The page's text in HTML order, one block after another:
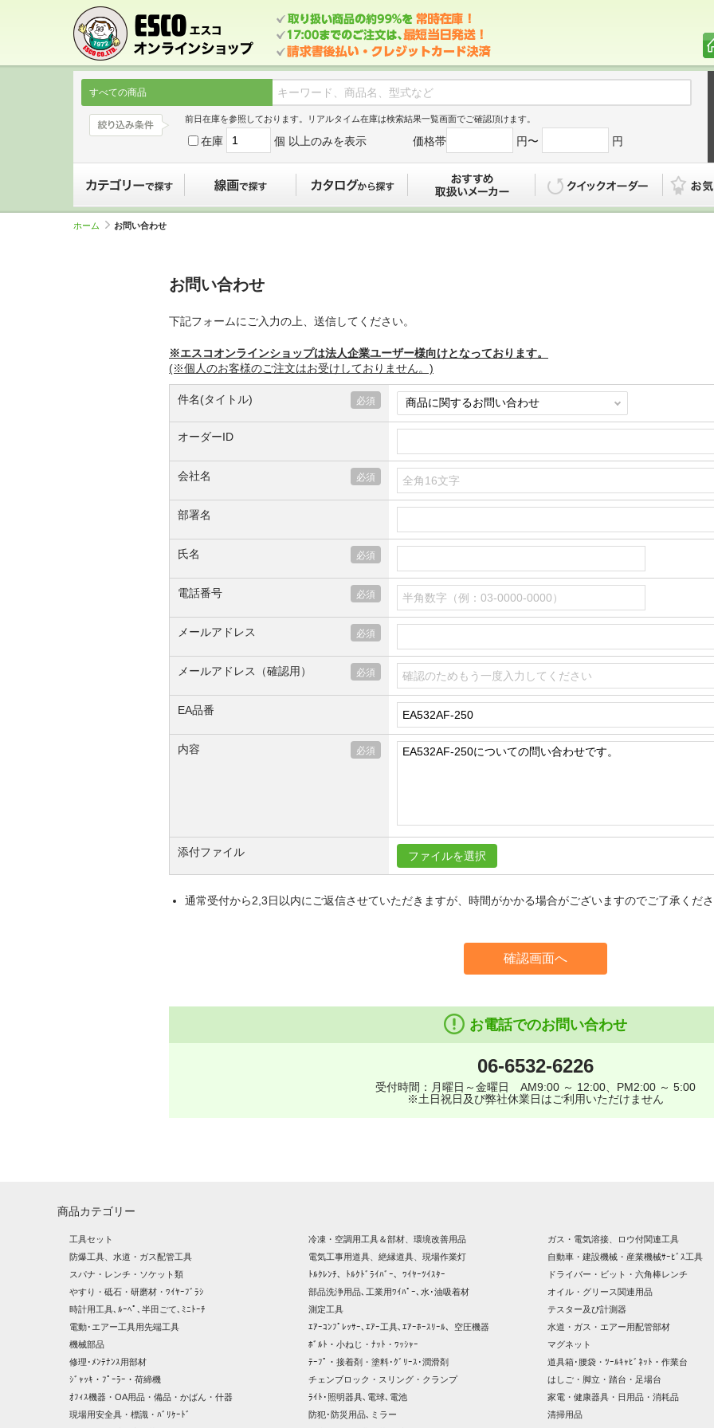
すべての商品
前日在庫を参照しております。リアルタイム在庫は検索結果一覧画面でご確認頂けます。
在庫 個 以上のみを表示 価格帯 円〜 円
ホーム お問い合わせ
お問い合わせ
下記フォームにご入力の上、送信してください。
※エスコオンラインショップは法人企業ユーザー様向けとなっております。
(※個人のお客様のご注文はお受けしておりません。)
件名(タイトル)
オーダーID
会社名
部署名
氏名
電話番号
メールアドレス
メールアドレス（確認用）
EA品番
内容
添付ファイル ファイルを選択
通常受付から2,3日以内にご返信させていただきますが、時間がかかる場合がございますのでご了承くだ
確認画面へ
お電話でのお問い合わせ
06-6532-6226
受付時間：月曜日～金曜日 AM9:00 ～ 12:00、PM2:00 ～ 5:00
※土日祝日及び弊社休業日はご利用いただけません
商品カテゴリー
工具セット 冷凍・空調用工具＆部材、環境改善用品
ガス・電気溶接、ロウ付関連工具
防爆工具、水道・ガス配管工具
電気工事用道具、絶縁道具、現場作業灯
自動車・建設機械・産業機械ｻｰﾋﾞｽ工具
スパナ・レンチ・ソケット類
ﾄﾙｸﾚﾝﾁ、ﾄﾙｸﾄﾞﾗｲﾊﾞｰ、ﾜｲﾔｰﾂｲｽﾀｰ
ドライバー・ビット・六角棒レンチ
やすり・砥石・研磨材・ﾜｲﾔｰﾌﾞﾗｼ
部品洗浄用品､工業用ﾜｲﾊﾟｰ､水･油吸着材
オイル・グリース関連用品
時計用工具､ﾙｰﾍﾟ､半田ごて､ﾐﾆﾄｰﾁ
測定工具
テスター及び計測器
電動･エアー工具用先端工具
ｴｱｰｺﾝﾌﾟﾚｯｻｰ､ｴｱｰ工具､ｴｱｰﾎｰｽﾘｰﾙ、空圧機器
水道・ガス・エアー用配管部材
機械部品
ﾎﾞﾙﾄ・小ねじ・ﾅｯﾄ・ﾜｯｼｬｰ
マグネット
修理･ﾒﾝﾃﾅﾝｽ用部材
ﾃｰﾌﾟ・接着剤・塗料･ｸﾞﾘｰｽ･潤滑剤
道具箱･腰袋・ﾂｰﾙｷｬﾋﾞﾈｯﾄ・作業台
ｼﾞｬｯｷ・ﾌﾟｰﾗｰ・荷締機
チェンブロック・スリング・クランプ
はしご・脚立・踏台・足場台
ｵﾌｨｽ機器・OA用品・備品・かばん・什器
ﾗｲﾄ･照明器具､電球､電池
家電・健康器具・日用品・消耗品
現場用安全具・標識・ﾊﾞﾘｹｰﾄﾞ
防犯･防災用品､ミラー
清掃用品